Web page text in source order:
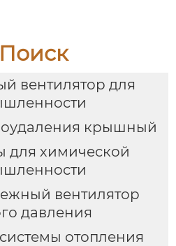
Поиск
вентилятор для
крышный
для химической
вентилятор
давления
отопления